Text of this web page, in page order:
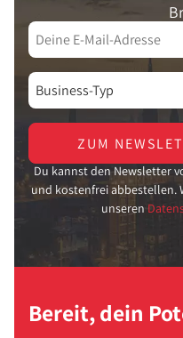
ZUM
Du kannst den Newsletter
und kostenfrei abbestellen.
unseren
Bereit, dein